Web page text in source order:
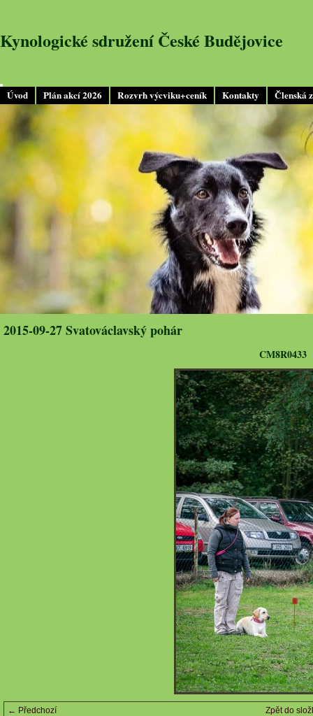
Úvod Plán akcí 2026 Rozvrh výcviku+ceník Kontakty Členská
Kynologické sdružení České Budějovice
2015-09-27 Svatováclavský pohár
CM8R0433
← Předchozí Zpět do